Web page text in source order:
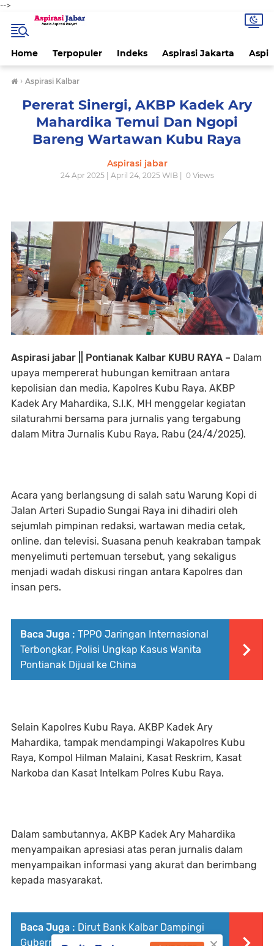
-->
Home Terpopuler Indeks Aspirasi Jakarta
› Aspirasi Kalbar
Pererat Sinergi, AKBP Kadek Ary
Mahardika Temui Dan Ngopi
Bareng Wartawan Kubu Raya
Aspirasi jabar
24 Apr 2025 | April 24, 2025 WIB | 0Views
Aspirasi jabar || Pontianak Kalbar KUBU RAYA – Dalam
upaya mempererat hubungan kemitraan antara
kepolisian dan media, Kapolres Kubu Raya, AKBP
Kadek Ary Mahardika, S.I.K, MH menggelar kegiatan
silaturahmi bersama para jurnalis yang tergabung
dalam Mitra Jurnalis Kubu Raya, Rabu (24/4/2025).
Acara yang berlangsung di salah satu Warung Kopi di
Jalan Arteri Supadio Sungai Raya ini dihadiri oleh
sejumlah pimpinan redaksi, wartawan media cetak,
online, dan televisi. Suasana penuh keakraban tampak
menyelimuti pertemuan tersebut, yang sekaligus
menjadi wadah diskusi ringan antara Kapolres dan
insan pers.
Baca Juga : TPPO Jaringan Internasional
Terbongkar, Polisi Ungkap Kasus Wanita
Pontianak Dijual ke China
Selain Kapolres Kubu Raya, AKBP Kadek Ary
Mahardika, tampak mendampingi Wakapolres Kubu
Raya, Kompol Hilman Malaini, Kasat Reskrim, Kasat
Narkoba dan Kasat Intelkam Polres Kubu Raya.
Dalam sambutannya, AKBP Kadek Ary Mahardika
menyampaikan apresiasi atas peran jurnalis dalam
menyampaikan informasi yang akurat dan berimbang
kepada masyarakat.
Baca Juga : Dirut Bank Kalbar Dampingi
Gubernur Kalbar dalam Operasi Pasar di